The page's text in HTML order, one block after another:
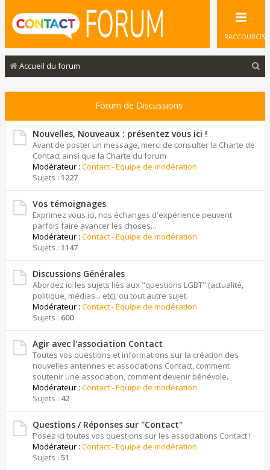
RACCOURCIS
Accueil du forum
Forum de Discussions
Nouvelles, Nouveaux : présentez vous ici !
Avant de poster un message, merci de consulter la Charte de
Contact ainsi que la Charte du forum
Modérateur : Contact - Equipe de modération
Sujets : 1227
Vos témoignages
Exprimez vous ici, nos échanges d'expérience peuvent
parfois faire avancer les choses...
Modérateur : Contact - Equipe de modération
Sujets : 1147
Discussions Générales
Abordez ici les sujets liés aux "questions LGBT" (actualité,
politique, médias... etc), ou tout autre sujet.
Modérateur : Contact - Equipe de modération
Sujets : 600
Agir avec l'association Contact
Toutes vos questions et informations sur la création des
nouvelles antennes et associations Contact, comment
soutenir une association, comment devenir bénévole.
Modérateur : Contact - Equipe de modération
Sujets : 42
Questions / Réponses sur ''Contact''
Posez ici toutes vos questions sur les associations Contact !
Modérateur : Contact - Equipe de modération
Sujets : 51